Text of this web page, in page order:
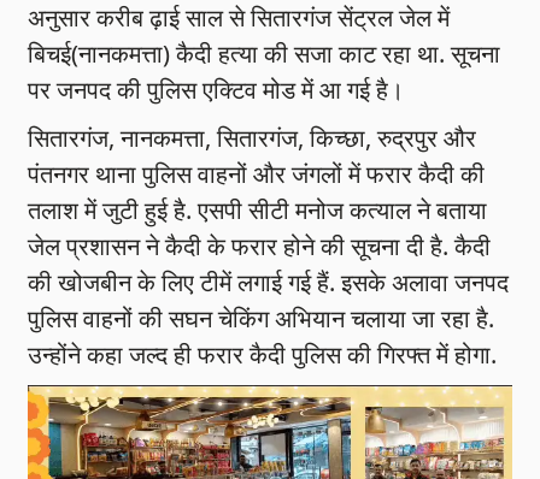
अनुसार करीब ढ़ाई साल से सितारगंज सेंट्रल जेल में
बिचई(नानकमत्ता) कैदी हत्या की सजा काट रहा था. सूचना
पर जनपद की पुलिस एक्टिव मोड में आ गई है।
सितारगंज, नानकमत्ता, सितारगंज, किच्छा, रुद्रपुर और
पंतनगर थाना पुलिस वाहनों और जंगलों में फरार कैदी की
तलाश में जुटी हुई है. एसपी सीटी मनोज कत्याल ने बताया
जेल प्रशासन ने कैदी के फरार होने की सूचना दी है. कैदी
की खोजबीन के लिए टीमें लगाई गई हैं. इसके अलावा जनपद
पुलिस वाहनों की सघन चेकिंग अभियान चलाया जा रहा है.
उन्होंने कहा जल्द ही फरार कैदी पुलिस की गिरफ्त में होगा.